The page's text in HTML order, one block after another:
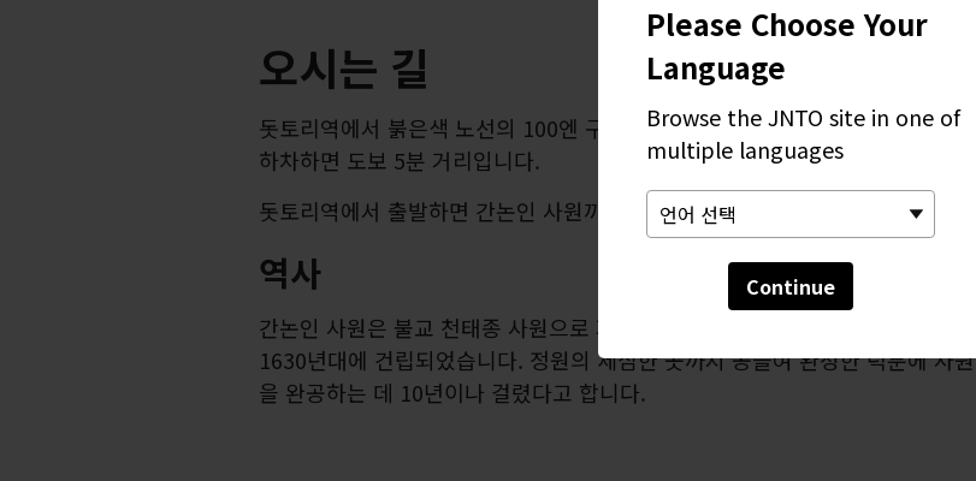
Please Choose Your
Language
Browse the JNTO site in one of
multiple languages
Continue
오시는 길
돗토리역에서 붉은색 노선의 100엔 구루리 순환 버스를 타세요. 나카마치에서
하차하면 도보 5분 거리입니다.
돗토리역에서 출발하면 간논인 사원까지 도보로 20분 걸립니다.
역사
간논인 사원은 불교 천태종 사원으로 지역을 다스리던 이케다 가문의 요청으로
1630년대에 건립되었습니다. 정원의 세심한 곳까지 공들여 완성한 덕분에 사원
을 완공하는 데 10년이나 걸렸다고 합니다.